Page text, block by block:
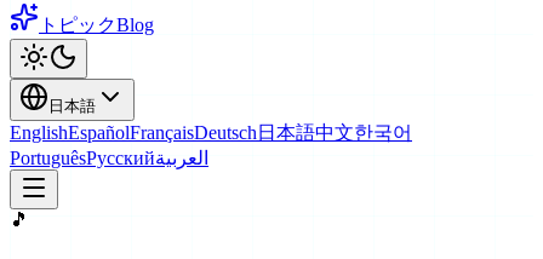
トピックBlog
日本語
EnglishEspañolFrançaisDeutsch 日本語中文한국어
PortuguêsРусскийالعربية
🎵